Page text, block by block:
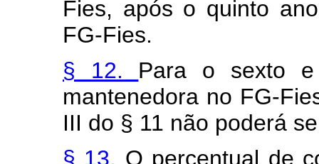
Fies, após o quinto
FG-Fies.
§ 12. Para o sexto
mantenedora no FG-
III do § 11 não poderá
§ 13. O percentual de